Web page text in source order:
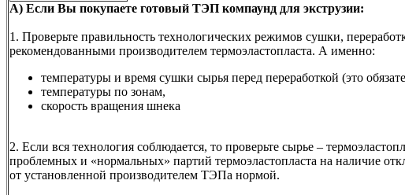
А) Если Вы покупаете готовый ТЭП компаунд для экструзии:
1. Проверьте правильность технологических режимов сушки,
рекомендованными производителем термоэластопласта. А именно:
температуры и время сушки сырья перед переработкой (это
температуры по зонам,
скорость вращения шнека
2. Если вся технология соблюдается, то проверьте сырье –
проблемных и «нормальных» партий термоэластопласта на наличие
от установленной производителем ТЭПа нормой.